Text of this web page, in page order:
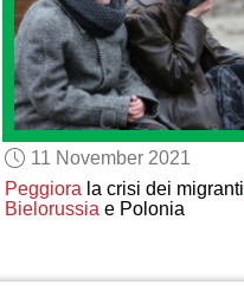
11 November 2021
Peggiorala crisi dei migranti
Bielorussiae Polonia